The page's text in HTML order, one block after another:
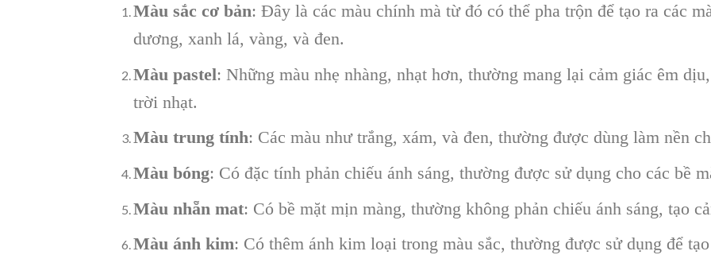
Màu sắc cơ bản: Đây là các màu chính mà từ đó có thể pha trộn để tạo ra các
dương, xanh lá, vàng, và đen.
Màu pastel: Những màu nhẹ nhàng, nhạt hơn, thường mang lại cảm giác êm
trời nhạt.
Màu trung tính: Các màu như trắng, xám, và đen, thường được dùng làm nền
Màu bóng: Có đặc tính phản chiếu ánh sáng, thường được sử dụng cho các bề
Màu nhẵn mat: Có bề mặt mịn màng, thường không phản chiếu ánh sáng, tạo
Màu ánh kim: Có thêm ánh kim loại trong màu sắc, thường được sử dụng để